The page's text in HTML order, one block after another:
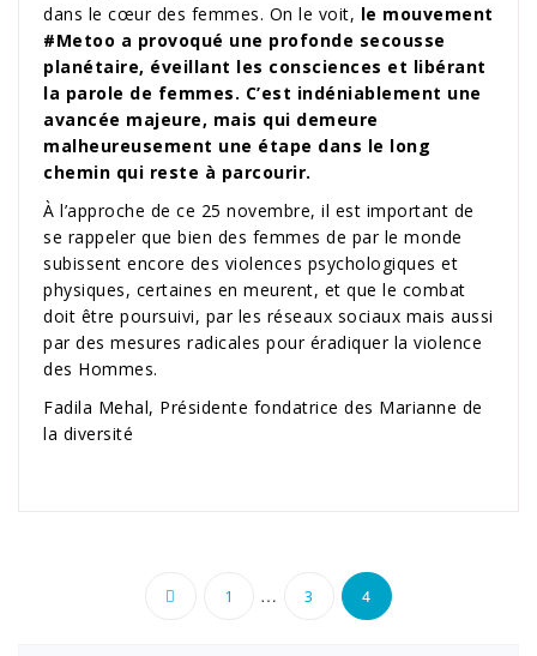
dans le cœur des femmes. On le voit, le mouvement
#Metoo a provoqué une profonde secousse
planétaire, éveillant les consciences et libérant
la parole de femmes. C’est indéniablement une
avancée majeure, mais qui demeure
malheureusement une étape dans le long
chemin qui reste à parcourir.
À l’approche de ce 25 novembre, il est important de
se rappeler que bien des femmes de par le monde
subissent encore des violences psychologiques et
physiques, certaines en meurent, et que le combat
doit être poursuivi, par les réseaux sociaux mais aussi
par des mesures radicales pour éradiquer la violence
des Hommes.
Fadila Mehal, Présidente fondatrice des Marianne de
la diversité
Pagination
1 … 3 4